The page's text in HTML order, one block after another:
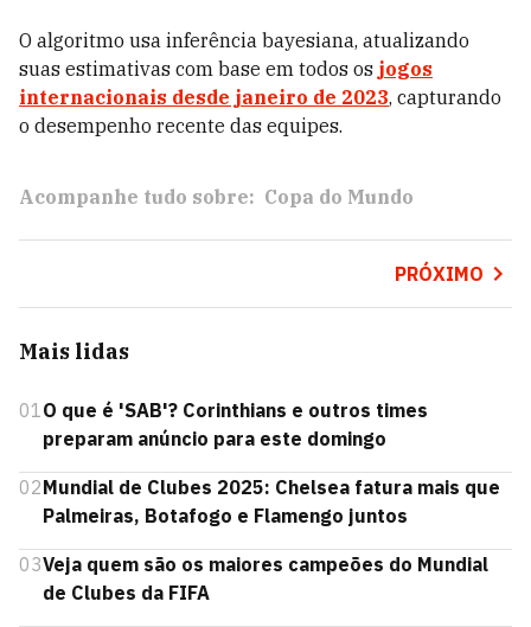
O algoritmo usa inferência bayesiana, atualizando
suas estimativas com base em todos os jogos
internacionais desde janeiro de 2023, capturando
o desempenho recente das equipes.
Acompanhe tudo sobre: Copa do Mundo
PRÓXIMO
Mais lidas
01O que é 'SAB'? Corinthians e outros times
preparam anúncio para este domingo
02Mundial de Clubes 2025: Chelsea fatura mais que
Palmeiras, Botafogo e Flamengo juntos
03Veja quem são os maiores campeões do Mundial
de Clubes da FIFA